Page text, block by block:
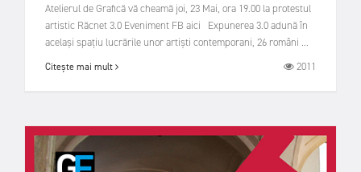
Atelierul de Grafică vă cheamă joi, 23 Mai, ora 19.00 la protestul
artistic Răcnet 3.0 Eveniment FB aici Expunerea 3.0 adună în
același spațiu lucrările unor artiști contemporani, 26 români ...
Citește mai mult 2011